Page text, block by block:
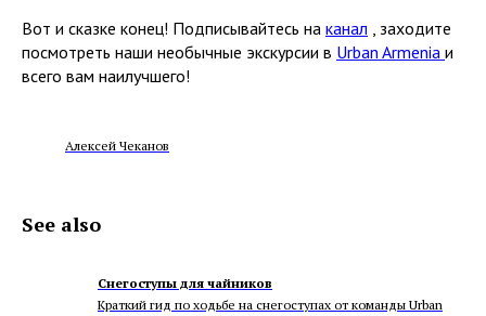
Вот и сказке конец! Подписывайтесь на канал , заходите
посмотреть наши необычные экскурсии в Urban Armenia и
всего вам наилучшего!
Алексей Чеканов
See also
Снегоступы для чайников
Краткий гид по ходьбе на снегоступах от команды Urban